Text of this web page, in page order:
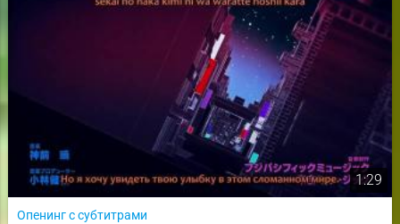
1:29
Опенинг с субтитрами